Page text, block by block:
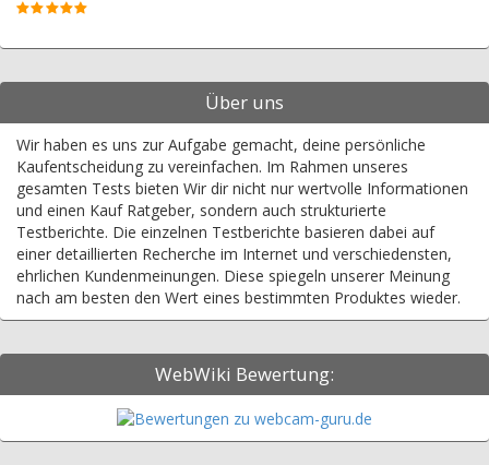
Über uns
Wir haben es uns zur Aufgabe gemacht, deine persönliche
Kaufentscheidung zu vereinfachen. Im Rahmen unseres
gesamten Tests bieten Wir dir nicht nur wertvolle Informationen
und einen Kauf Ratgeber, sondern auch strukturierte
Testberichte. Die einzelnen Testberichte basieren dabei auf
einer detaillierten Recherche im Internet und verschiedensten,
ehrlichen Kundenmeinungen. Diese spiegeln unserer Meinung
nach am besten den Wert eines bestimmten Produktes wieder.
WebWiki Bewertung: